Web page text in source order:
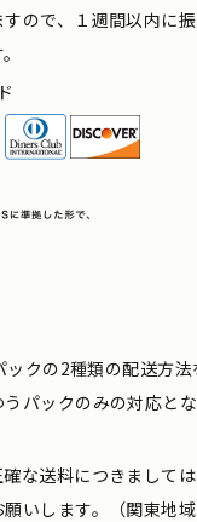
ので、１週間以内に
ックの2種類の配送方
パックのみの対応と
な送料につきまして
いします。（関東地域